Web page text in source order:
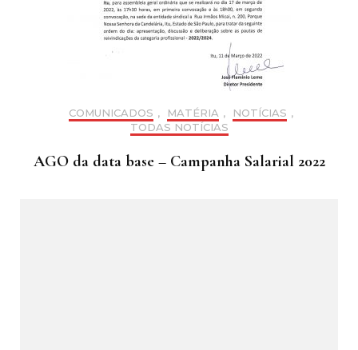
COMUNICADOS , MATÉRIA , NOTÍCIAS ,
TODAS NOTÍCIAS
AGO da data base – Campanha Salarial 2022